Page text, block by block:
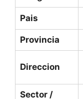
Pais
Provincia
Direccion
Sector /